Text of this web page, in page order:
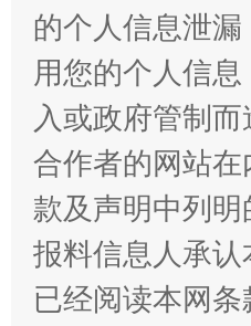
揭批美国五大"原罪
的个人信息泄漏
用您的个人信
入或政府管制
合作者的网站在
款及声明中列
报料信息人承
已经阅读本网